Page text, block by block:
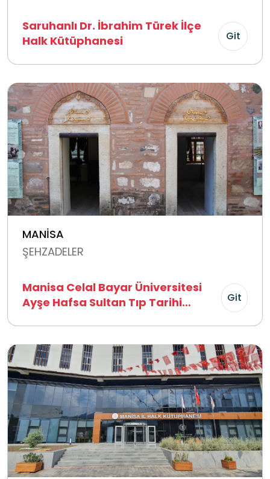
Saruhanlı Dr. İbrahim Türek İlçe
Halk Kütüphanesi
Git
MANİSA
ŞEHZADELER
Manisa Celal Bayar Üniversitesi
Ayşe Hafsa Sultan Tıp Tarihi
Git